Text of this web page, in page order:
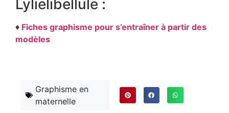
Lylielibellule :
♦ Fiches graphisme pour s’entraîner à partir des
modèles
Graphisme en
maternelle